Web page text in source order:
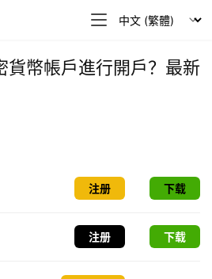
貨幣帳戶進行開戶？最新
注册 下载
注册 下载